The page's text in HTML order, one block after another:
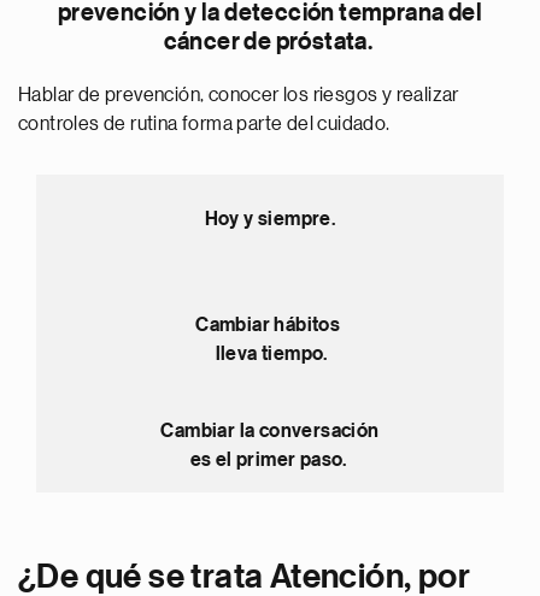
prevención y la detección temprana del
cáncer de próstata.
Hablar de prevención, conocer los riesgos y realizar
controles de rutina forma parte del cuidado.
Hoy y siempre.
Cambiar hábitos
lleva tiempo.
Cambiar la conversación
es el primer paso.
¿De qué se trata Atención, por